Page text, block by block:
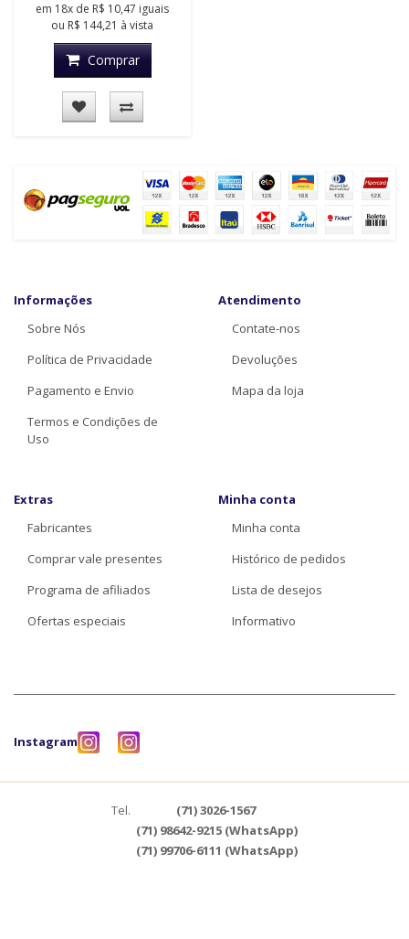
em 18x de R$ 10,47 iguais
ou R$ 144,21 à vista
Comprar
Informações
Sobre Nós
Política de Privacidade
Pagamento e Envio
Termos e Condições de
Uso
Atendimento
Contate-nos
Devoluções
Mapa da loja
Extras
Fabricantes
Comprar vale presentes
Programa de afiliados
Ofertas especiais
Minha conta
Minha conta
Histórico de pedidos
Lista de desejos
Informativo
Instagram
Tel.
(71) 3026-1567
(71) 98642-9215 (WhatsApp)
(71) 99706-6111 (WhatsApp)